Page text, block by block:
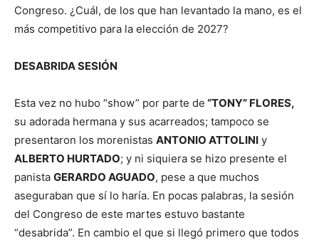
Congreso. ¿Cuál, de los que han levantado la mano, es el
más competitivo para la elección de 2027?
DESABRIDA SESIÓN
Esta vez no hubo “show” por parte de “TONY” FLORES,
su adorada hermana y sus acarreados; tampoco se
presentaron los morenistas ANTONIO ATTOLINI y
ALBERTO HURTADO; y ni siquiera se hizo presente el
panista GERARDO AGUADO, pese a que muchos
aseguraban que sí lo haría. En pocas palabras, la sesión
del Congreso de este martes estuvo bastante
“desabrida”. En cambio el que si llegó primero que todos